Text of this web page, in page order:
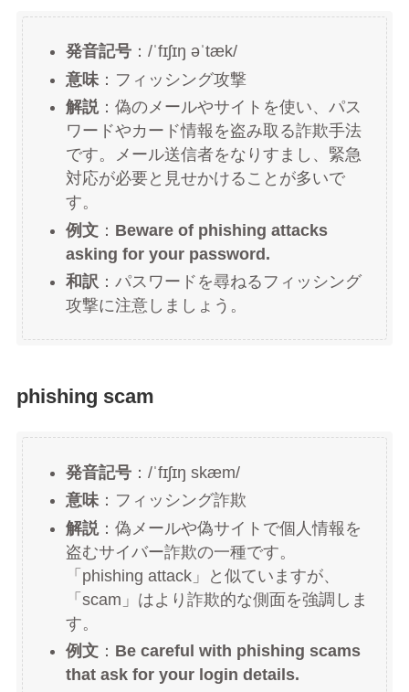
発音記号：/ˈfɪʃɪŋ əˈtæk/
意味：フィッシング攻撃
解説：偽のメールやサイトを使い、パス
ワードやカード情報を盗み取る詐欺手法
です。メール送信者をなりすまし、緊急
対応が必要と見せかけることが多いで
す。
例文： Beware of phishing attacks
asking for your password.
和訳 ：パスワードを尋ねるフィッシング
攻撃に注意しましょう。
phishing scam
発音記号：/ˈfɪʃɪŋ skæm/
意味：フィッシング詐欺
解説：偽メールや偽サイトで個人情報を
盗むサイバー詐欺の一種です。
「phishing attack」と似ていますが、
「scam」はより詐欺的な側面を強調しま
す。
例文： Be careful with phishing scams
that ask for your login details.